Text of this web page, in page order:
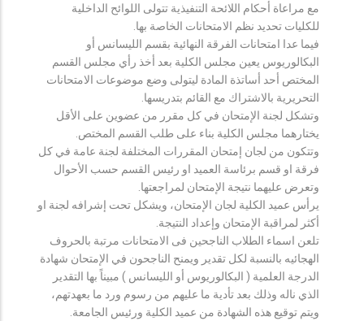
مع مراعاة أحكام اللائحة التنفيذية تتولى اللوائح الداخلية
للكليات تحديد نظم الامتحانات الخاصة بها.
فيما عدا امتحانات الفرقة النهائية بقسم الليسانس أو
البكالوريوس يعين مجلس الكلية بعد أخذ رأي مجلس القسم
المختص أحد أساتذة المادة ليتولى وضع موضوعات الامتحانات
التحريرية بالاشتراك مع القائم بتدريسها.
وتشكل لجنة الإمتحان في كل مقرر من عضوين على الأقل
يختارهما مجلس الكلية بناء على طلب القسم المختص.
وتتكون من لجان إمتحان المقررات المختلفة لجنة عامة في كل
فرقة او قسم برئاسة العميد او رئيس القسم حسب الأحوال
وتعرض عليهما نتيجة الإمتحان لمراجعتها.
يرأس عميد الكلية لجان الإمتحان، ويشكل تحت إشرافه لجنة او
أكثر لمراقبة الإمتحان وإعداد النتيجة.
تلعن اسماء الطلاب الناجحين فى الامتحانات مرتبة بالحروف
الهجائيه بالنسبة لكل تقدير ويمنح الناجحون في الإمتحان شهادة
الدرجة العلمية ( البكالوريوس أو الليسانس ) مبيناً بها التقدير
الذي ناله وذلك بعد تأدية ما عليهم من رسوم ورد ما بعهدتهم،
ويتم توقيع هذه الشهادة من عميد الكلية ورئيس الجامعة.